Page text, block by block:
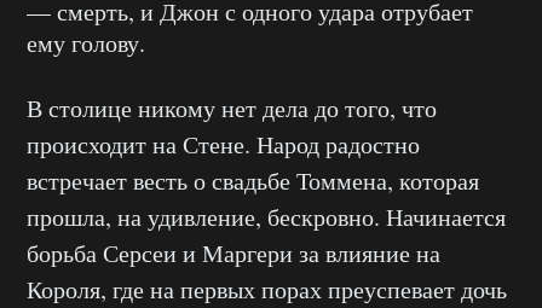
— смерть, и Джон с одного удара отрубает
ему голову.
В столице никому нет дела до того, что
происходит на Стене. Народ радостно
встречает весть о свадьбе Томмена, которая
прошла, на удивление, бескровно. Начинается
борьба Серсеи и Маргери за влияние на
Короля, где на первых порах преуспевает дочь